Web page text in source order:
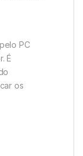
PC
É
os